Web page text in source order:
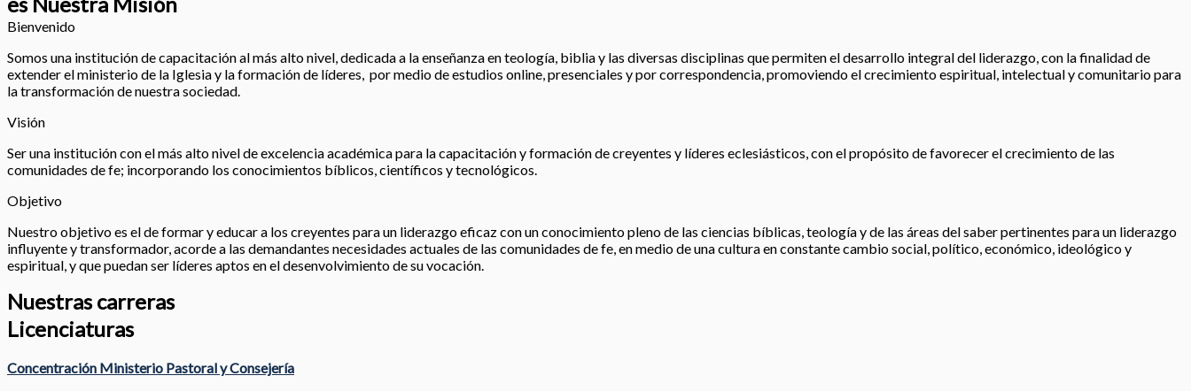
Bienvenido
Somos una institución de capacitación al más alto nivel, dedicada a la enseñanza en teología, biblia y las diversas disciplinas que permiten el desarrollo integral del liderazgo, con la finalidad de
extender el ministerio de la Iglesia y la formación de líderes, por medio de estudios online, presenciales y por correspondencia, promoviendo el crecimiento espiritual, intelectual y comunitario para
la transformación de nuestra sociedad.
Visión
Ser una institución con el más alto nivel de excelencia académica para la capacitación y formación de creyentes y líderes eclesiásticos, con el propósito de favorecer el crecimiento de las
comunidades de fe; incorporando los conocimientos bíblicos, científicos y tecnológicos.
Objetivo
Nuestro objetivo es el de formar y educar a los creyentes para un liderazgo eficaz con un conocimiento pleno de las ciencias bíblicas, teología y de las áreas del saber pertinentes para un liderazgo
influyente y transformador, acorde a las demandantes necesidades actuales de las comunidades de fe, en medio de una cultura en constante cambio social, político, económico, ideológico y
espiritual, y que puedan ser líderes aptos en el desenvolvimiento de su vocación.
Nuestras carreras
Licenciaturas
Concentración Ministerio Pastoral y Consejería